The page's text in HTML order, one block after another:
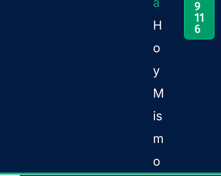
H
o
y
M
is
m
o
9
11
6